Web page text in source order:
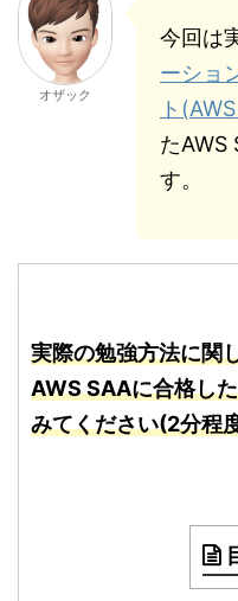
オザック
今回は
ーショ
ト
たAWS
す。
実際の勉強方法に関
AWS SAAに合格し
みてください(2分程